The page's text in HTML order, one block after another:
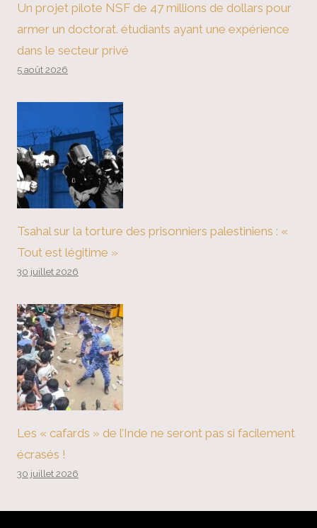
Un projet pilote NSF de 47 millions de dollars pour
armer un doctorat. étudiants ayant une expérience
dans le secteur privé
5 août 2026
Tsahal sur la torture des prisonniers palestiniens : «
Tout est légitime »
30 juillet 2026
Les « cafards » de l’Inde ne seront pas si facilement
écrasés !
30 juillet 2026